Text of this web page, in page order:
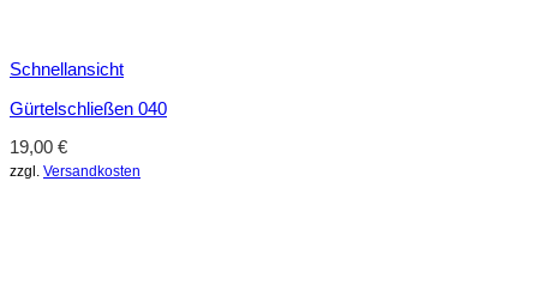
Schnellansicht
Gürtelschließen 040
19,00 €
zzgl. Versandkosten